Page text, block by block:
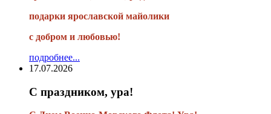
подарки ярославской майолики
с добром и любовью!
подробнее...
17.07.2026
С праздником, ура!